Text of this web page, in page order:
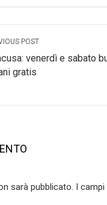
POST
venerdì e sabato
gratis
sarà pubblicato. I